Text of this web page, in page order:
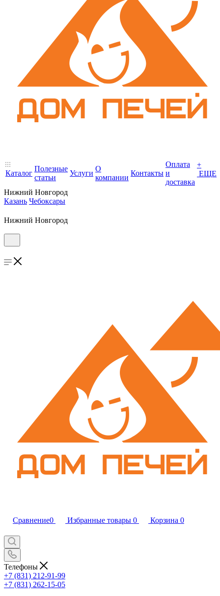
Каталог
Полезные
статьи
Услуги
О
компании
Контакты
Оплата
и
доставка
+
ЕЩЕ
Нижний Новгород
Казань Чебоксары
Нижний Новгород
Сравнение0 Избранные товары 0 Корзина 0
Телефоны
+7 (831) 212-91-99
+7 (831) 262-15-05